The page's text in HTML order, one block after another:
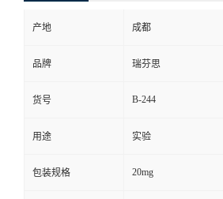
式
产地 成都
品牌 瑞芬思
货号 B-244
用途 实验
包装规格 20mg